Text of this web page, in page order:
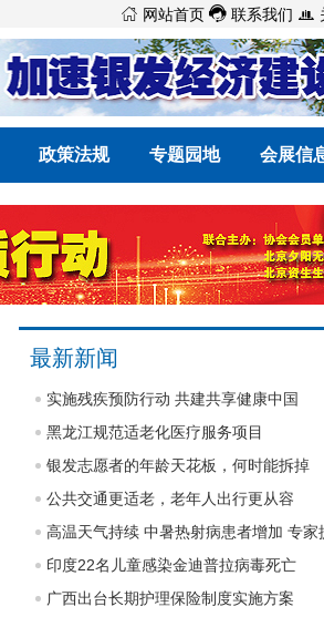
 网站首页  联系我们 
政策法规 专题园地 会展信
最新新闻
实施残疾预防行动 共建共享健康中国
黑龙江规范适老化医疗服务项目
银发志愿者的年龄天花板，何时能拆掉
公共交通更适老，老年人出行更从容
印度22名儿童感染金迪普拉病毒死亡
广西出台长期护理保险制度实施方案